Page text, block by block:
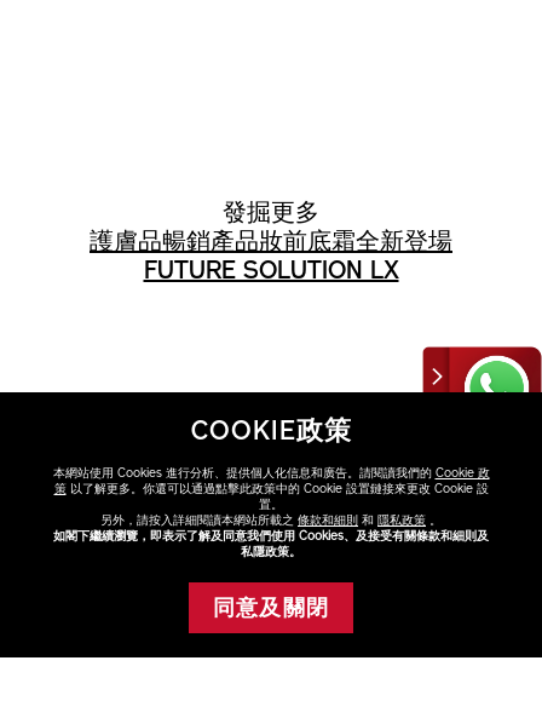
發掘更多
護膚品暢銷產品妝前底霜全新登場
FUTURE SOLUTION LX
COOKIE政策
本網站使用 Cookies 進行分析、提供個人化信息和廣告。請閱讀我們的 Cookie 政
策以了解更多。你還可以通過點擊此政策中的 Cookie 設置鏈接來更改 Cookie 設
置。
另外，請按入詳細閱讀本網站所載之 條款和細則 和 隱私政策 。
如閣下繼續瀏覽，即表示了解及同意我們使用 Cookies、及接受有關條款和細則及
私隱政策。
同意及關閉
FAQ
點擊FAQ了解更多
查看